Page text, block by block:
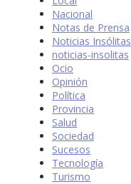
Nacional
Notas de Prensa
Noticias Insólitas
noticias-insolitas
Ocio
Opinión
Política
Provincia
Salud
Sociedad
Sucesos
Tecnología
Turismo